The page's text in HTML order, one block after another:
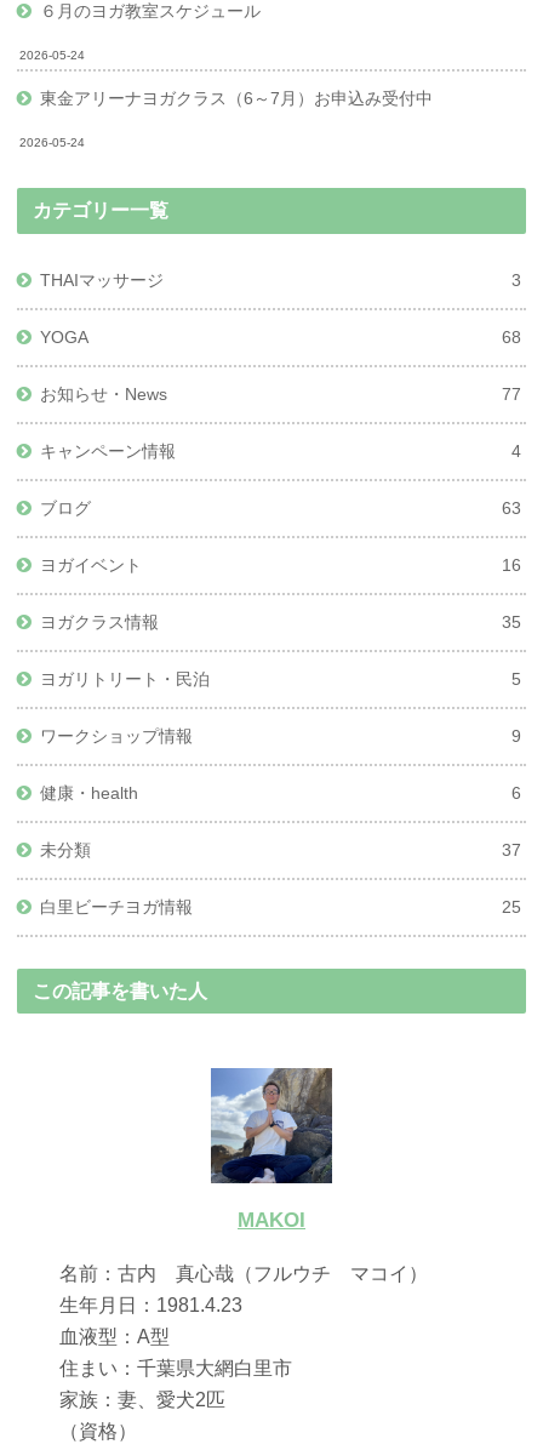
６月のヨガ教室スケジュール
2026-05-24
東金アリーナヨガクラス（6～7月）お申込み受付中
2026-05-24
カテゴリー一覧
THAIマッサージ 3
YOGA 68
お知らせ・News 77
キャンペーン情報 4
ブログ 63
ヨガイベント 16
ヨガクラス情報 35
ヨガリトリート・民泊 5
ワークショップ情報 9
健康・health 6
未分類 37
白里ビーチヨガ情報 25
この記事を書いた人
MAKOI
名前：古内 真心哉（フルウチ マコイ）
生年月日：1981.4.23
血液型：A型
住まい：千葉県大網白里市
家族：妻、愛犬2匹
（資格）